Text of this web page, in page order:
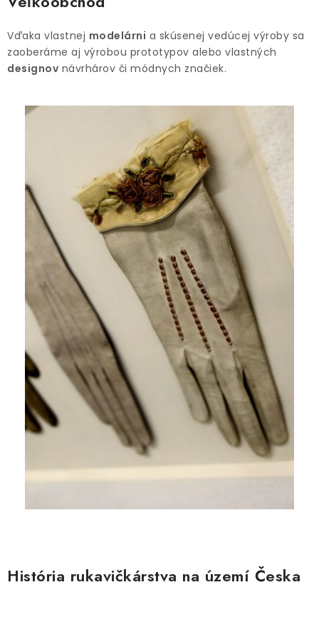
Vďaka vlastnej modelárni a skúsenej vedúcej výroby sa
zaoberáme aj výrobou prototypov alebo vlastných
designov návrhárov či módnych značiek.
História rukavičkárstva na území Česka